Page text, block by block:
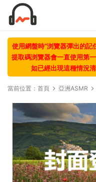
使用網盤時“浏覽器彈出的記
提取碼浏覽器會一直使用第
如已經出現這種情況
當前位置： 首頁 亞洲ASMR